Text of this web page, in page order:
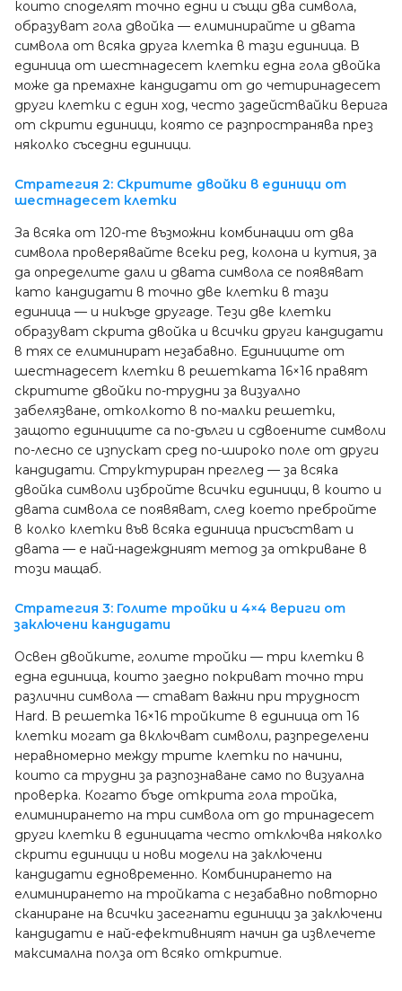
които споделят точно едни и същи два символа,
образуват гола двойка — елиминирайте и двата
символа от всяка друга клетка в тази единица. В
единица от шестнадесет клетки една гола двойка
може да премахне кандидати от до четиринадесет
други клетки с един ход, често задействайки верига
от скрити единици, която се разпространява през
няколко съседни единици.
Стратегия 2: Скритите двойки в единици от
шестнадесет клетки
За всяка от 120-те възможни комбинации от два
символа проверявайте всеки ред, колона и кутия, за
да определите дали и двата символа се появяват
като кандидати в точно две клетки в тази
единица — и никъде другаде. Тези две клетки
образуват скрита двойка и всички други кандидати
в тях се елиминират незабавно. Единиците от
шестнадесет клетки в решетката 16×16 правят
скритите двойки по-трудни за визуално
забелязване, отколкото в по-малки решетки,
защото единиците са по-дълги и сдвоените символи
по-лесно се изпускат сред по-широко поле от други
кандидати. Структуриран преглед — за всяка
двойка символи избройте всички единици, в които и
двата символа се появяват, след което пребройте
в колко клетки във всяка единица присъстват и
двата — е най-надеждният метод за откриване в
този мащаб.
Стратегия 3: Голите тройки и 4×4 вериги от
заключени кандидати
Освен двойките, голите тройки — три клетки в
една единица, които заедно покриват точно три
различни символа — стават важни при трудност
Hard. В решетка 16×16 тройките в единица от 16
клетки могат да включват символи, разпределени
неравномерно между трите клетки по начини,
които са трудни за разпознаване само по визуална
проверка. Когато бъде открита гола тройка,
елиминирането на три символа от до тринадесет
други клетки в единицата често отключва няколко
скрити единици и нови модели на заключени
кандидати едновременно. Комбинирането на
елиминирането на тройката с незабавно повторно
сканиране на всички засегнати единици за заключени
кандидати е най-ефективният начин да извлечете
максимална полза от всяко откритие.